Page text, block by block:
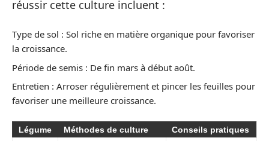
réussir cette culture incluent :
Type de sol : Sol riche en matière organique pour favoriser
la croissance.
Période de semis : De fin mars à début août.
Entretien : Arroser régulièrement et pincer les feuilles pour
favoriser une meilleure croissance.
Légume Méthodes de culture Conseils pratiques